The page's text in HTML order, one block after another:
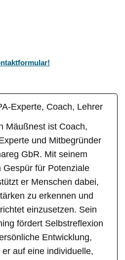
Experte, Coach, Lehrer
Mäußnest ist Coach,
und Mitbegründer
GbR. Mit seinem
Gespür für Potenziale
er Menschen dabei,
zu erkennen und
einzusetzen. Sein
fördert Selbstreflexion
Entwicklung,
er auf eine individuelle,